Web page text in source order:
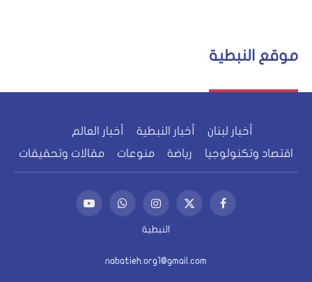
موقع النبطية
أخبار لبنان أخبار النبطية
أخبار العالم
اقتصاد وتكنولوجيا
رياضة منوعات مقالات وتحقيقات
فيسبوكX
(Twitter)
الانستغرامواتساب يوتيوب
النبطية
nabatieh.org1@gmail.com